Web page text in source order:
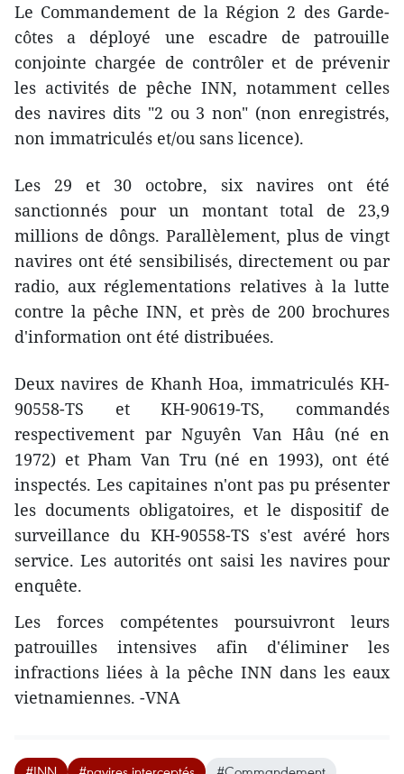
Le Commandement de la Région 2 des Garde-
côtes a déployé une escadre de patrouille
conjointe chargée de contrôler et de prévenir
les activités de pêche INN, notamment celles
des navires dits "2 ou 3 non" (non enregistrés,
non immatriculés et/ou sans licence).
Les 29 et 30 octobre, six navires ont été
sanctionnés pour un montant total de 23,9
millions de dôngs. Parallèlement, plus de vingt
navires ont été sensibilisés, directement ou par
radio, aux réglementations relatives à la lutte
contre la pêche INN, et près de 200 brochures
d'information ont été distribuées.
Deux navires de Khanh Hoa, immatriculés KH-
90558-TS et KH-90619-TS, commandés
respectivement par Nguyên Van Hâu (né en
1972) et Pham Van Tru (né en 1993), ont été
inspectés. Les capitaines n'ont pas pu présenter
les documents obligatoires, et le dispositif de
surveillance du KH-90558-TS s'est avéré hors
service. Les autorités ont saisi les navires pour
enquête.
Les forces compétentes poursuivront leurs
patrouilles intensives afin d'éliminer les
infractions liées à la pêche INN dans les eaux
vietnamiennes. -VNA